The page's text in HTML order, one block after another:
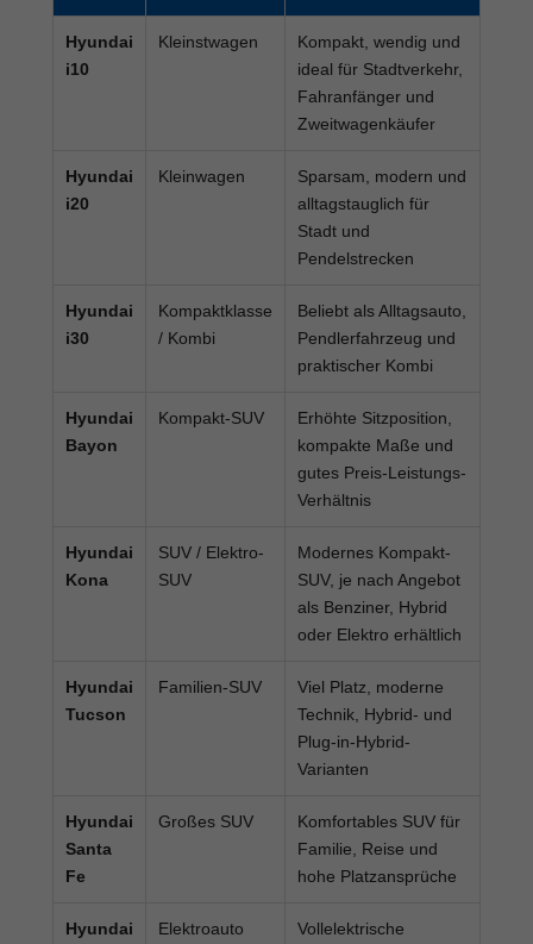
Hyundai
i10
Kleinstwagen
Kompakt, wendig und
ideal für Stadtverkehr,
Fahranfänger und
Zweitwagenkäufer
Hyundai
i20
Kleinwagen
Sparsam, modern und
alltagstauglich für
Stadt und
Pendelstrecken
Hyundai
i30
Kompaktklasse
/ Kombi
Beliebt als Alltagsauto,
Pendlerfahrzeug und
praktischer Kombi
Hyundai
Bayon
Kompakt-SUV
Erhöhte Sitzposition,
kompakte Maße und
gutes Preis-Leistungs-
Verhältnis
Hyundai
Kona
SUV / Elektro-
SUV
Modernes Kompakt-
SUV, je nach Angebot
als Benziner, Hybrid
oder Elektro erhältlich
Hyundai
Tucson
Familien-SUV
Viel Platz, moderne
Technik, Hybrid- und
Plug-in-Hybrid-
Varianten
Hyundai
Santa
Fe
Großes SUV
Komfortables SUV für
Familie, Reise und
hohe Platzansprüche
Hyundai
Elektroauto
Vollelektrische